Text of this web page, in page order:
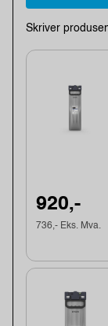
Skriver
920,-
736,- Eks. Mva.